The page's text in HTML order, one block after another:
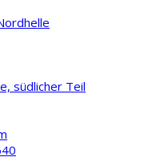
südlicher Teil